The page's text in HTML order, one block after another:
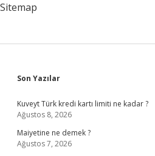
Sitemap
Sidebar
Son Yazılar
Kuveyt Türk kredi kartı limiti ne kadar ?
Ağustos 8, 2026
Maiyetine ne demek ?
Ağustos 7, 2026